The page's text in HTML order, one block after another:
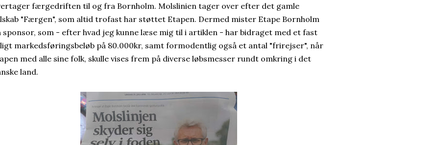
færgedriften til og fra Bornholm. Molslinien tager over efter det gamle
"Færgen", som altid trofast har støttet Etapen. Dermed mister Etape Bornholm
sponsor, som - efter hvad jeg kunne læse mig til i artiklen - har bidraget med et fast
markedsføringsbeløb på 80.000kr, samt formodentlig også et antal "frirejser", når
med alle sine folk, skulle vises frem på diverse løbsmesser rundt omkring i det
land.